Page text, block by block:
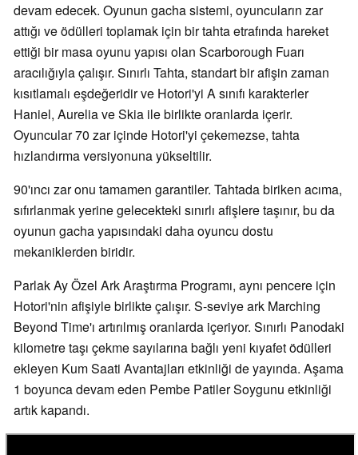
devam edecek. Oyunun gacha sistemi, oyuncuların zar
attığı ve ödülleri toplamak için bir tahta etrafında hareket
ettiği bir masa oyunu yapısı olan Scarborough Fuarı
aracılığıyla çalışır. Sınırlı Tahta, standart bir afişin zaman
kısıtlamalı eşdeğeridir ve Hotori'yi A sınıfı karakterler
Haniel, Aurelia ve Skia ile birlikte oranlarda içerir.
Oyuncular 70 zar içinde Hotori'yi çekemezse, tahta
hızlandırma versiyonuna yükseltilir.
90'ıncı zar onu tamamen garantiler. Tahtada biriken acıma,
sıfırlanmak yerine gelecekteki sınırlı afişlere taşınır, bu da
oyunun gacha yapısındaki daha oyuncu dostu
mekaniklerden biridir.
Parlak Ay Özel Ark Araştırma Programı, aynı pencere için
Hotori'nin afişiyle birlikte çalışır. S-seviye ark Marching
Beyond Time'ı artırılmış oranlarda içeriyor. Sınırlı Panodaki
kilometre taşı çekme sayılarına bağlı yeni kıyafet ödülleri
ekleyen Kum Saati Avantajları etkinliği de yayında. Aşama
1 boyunca devam eden Pembe Patiler Soygunu etkinliği
artık kapandı.